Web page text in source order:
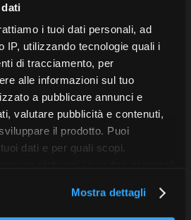
i tuoi dati personali, ad
IP, utilizzando tecnologie quali i
di tracciamento, per
alle informazioni sul tuo
a pubblicare annunci e
valutare pubblicità e contenuti,
il prodotto. Puoi
dati e per quali scopi.
il tuo consenso in qualsiasi
sui cookie. Utilizziamo i
Mostra dettagli